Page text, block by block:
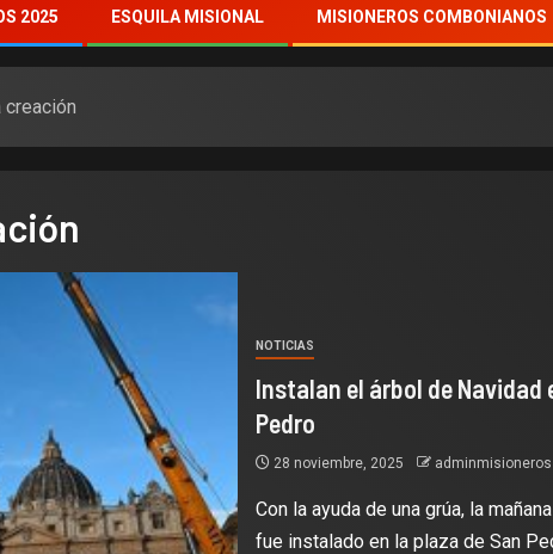
2025 ESQUILA MISIONAL MISIONEROS COMBONIANOS
NOTICIAS
Instalan el árbol de Navidad
Pedro
28 noviembre, 2025 adminmisioneros
Con la ayuda de una grúa, la
fue instalado en la plaza de San